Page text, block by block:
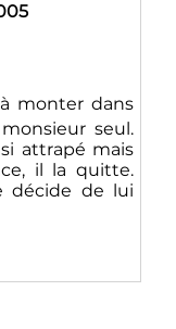
monter dans
seul.
attrapé mais
il la quitte.
décide de lui